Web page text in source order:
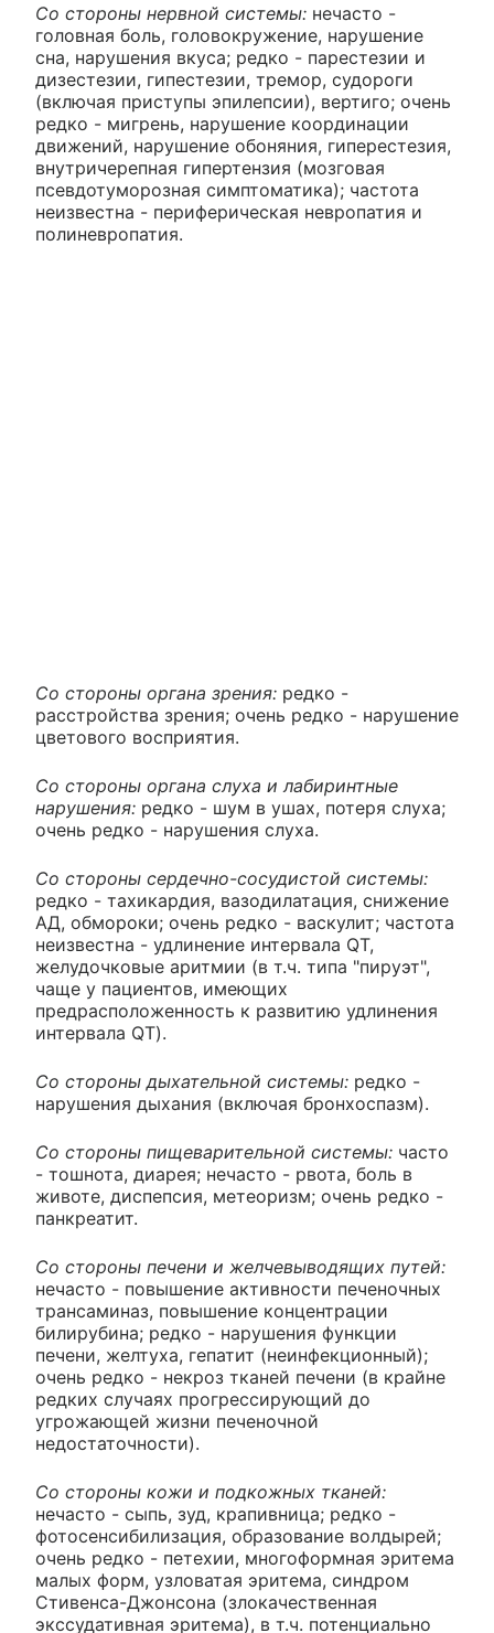
Со стороны нервной системы: нечасто -
головная боль, головокружение, нарушение
сна, нарушения вкуса; редко - парестезии и
дизестезии, гипестезии, тремор, судороги
(включая приступы эпилепсии), вертиго; очень
редко - мигрень, нарушение координации
движений, нарушение обоняния, гиперестезия,
внутричерепная гипертензия (мозговая
псевдотуморозная симптоматика); частота
неизвестна - периферическая невропатия и
полиневропатия.
Со стороны органа зрения: редко -
расстройства зрения; очень редко - нарушение
цветового восприятия.
Со стороны органа слуха и лабиринтные
нарушения: редко - шум в ушах, потеря слуха;
очень редко - нарушения слуха.
Со стороны сердечно-сосудистой системы:
редко - тахикардия, вазодилатация, снижение
АД, обмороки; очень редко - васкулит; частота
неизвестна - удлинение интервала QT,
желудочковые аритмии (в т.ч. типа "пируэт",
чаще у пациентов, имеющих
предрасположенность к развитию удлинения
интервала QT).
Со стороны дыхательной системы: редко -
нарушения дыхания (включая бронхоспазм).
Со стороны пищеварительной системы: часто
- тошнота, диарея; нечасто - рвота, боль в
животе, диспепсия, метеоризм; очень редко -
панкреатит.
Со стороны печени и желчевыводящих путей:
нечасто - повышение активности печеночных
трансаминаз, повышение концентрации
билирубина; редко - нарушения функции
печени, желтуха, гепатит (неинфекционный);
очень редко - некроз тканей печени (в крайне
редких случаях прогрессирующий до
угрожающей жизни печеночной
недостаточности).
Со стороны кожи и подкожных тканей:
нечасто - сыпь, зуд, крапивница; редко -
фотосенсибилизация, образование волдырей;
очень редко - петехии, многоформная эритема
малых форм, узловатая эритема, синдром
Стивенса-Джонсона (злокачественная
экссудативная эритема), в т.ч. потенциально